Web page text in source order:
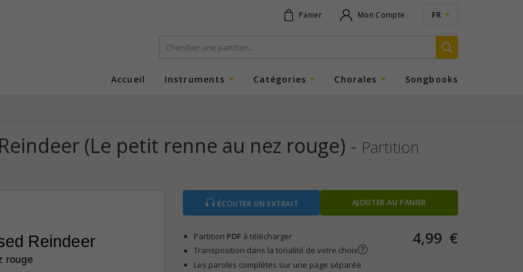
Panier Mon Compte FR
Accueil Instruments Catégories Chorales Songbooks
(Le petit renne au nez rouge) - Partition
Reindeer
rouge
ÉCOUTER UN EXTRAIT AJOUTER AU PANIER
Partition PDF à télécharger
Transposition dans la tonalité de votre choix
Les paroles complètes sur une page séparée
4,99 €